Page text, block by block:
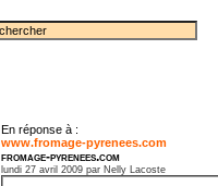
En réponse à :
www.fromage-pyrenees.com
fromage-pyrenees.com
lundi 27 avril 2009 par Nelly Lacoste